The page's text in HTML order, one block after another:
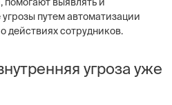
путем автоматизации
действиях сотрудников.
угроза уже